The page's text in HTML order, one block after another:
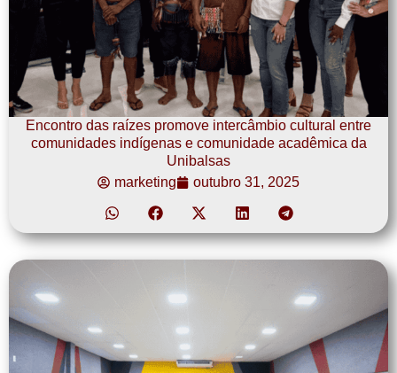
Encontro das raízes promove intercâmbio cultural entre
comunidades indígenas e comunidade acadêmica da
Unibalsas
marketing
outubro 31, 2025